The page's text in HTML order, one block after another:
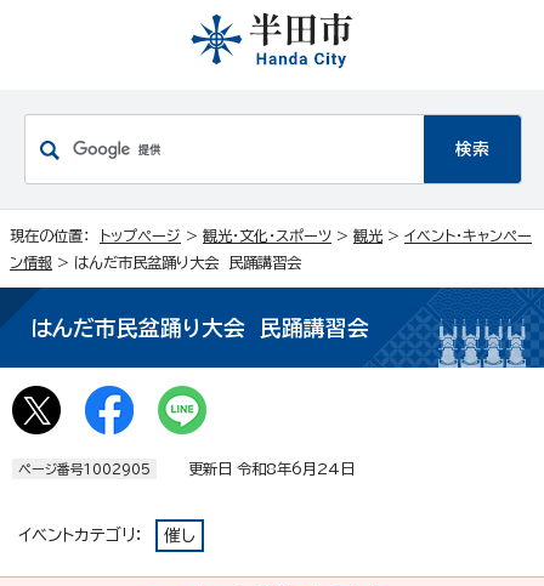
現在の位置： トップページ > 観光・文化・スポーツ > 観光 > イベント・キャンペー
ン情報 > はんだ市民盆踊り大会 民踊講習会
はんだ市民盆踊り大会 民踊講習会
ページ番号1002905 更新日 令和8年6月24日
イベントカテゴリ： 催し